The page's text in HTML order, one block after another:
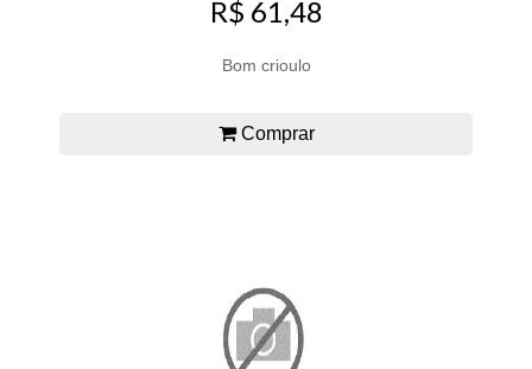
R$ 61,48
Bom crioulo
Comprar